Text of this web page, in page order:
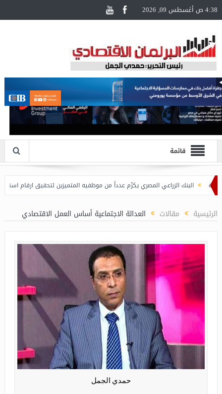
4:38 ص أغسطس 09, 2026
قائمة
البنك الزراعي المصري يكرّم عدداً من موظفيه المتميزين لتحقيق ارقام استثنائية في
الرئيسية مقالات العدالة الاجتماعية أساس العمل الاقتصادي
حمدي الجمل